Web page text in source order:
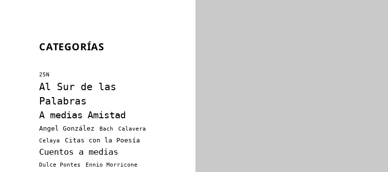
CATEGORÍAS
25N
Al Sur de las
Palabras
A medias Amistad
Angel González Bach
Calavera
Celaya
Citas con la Poesía
Cuentos a medias
Dulce Pontes Ennio Morricone